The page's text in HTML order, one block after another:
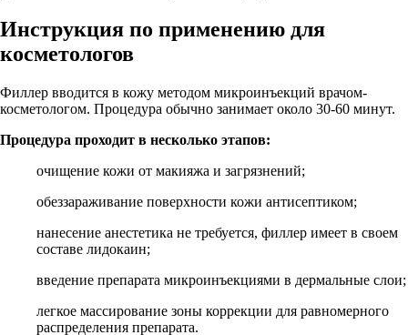
Инструкция по применению для
косметологов
Филлер вводится в кожу методом микроинъекций врачом-
косметологом. Процедура обычно занимает около 30-60 минут.
Процедура проходит в несколько этапов:
очищение кожи от макияжа и загрязнений;
обеззараживание поверхности кожи антисептиком;
нанесение анестетика не требуется, филлер имеет в своем
составе лидокаин;
введение препарата микроинъекциями в дермальные слои;
легкое массирование зоны коррекции для равномерного
распределения препарата.